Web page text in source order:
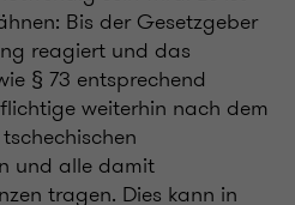
Bis der Gesetzgeber
reagiert und das
§ 73 entsprechend
weiterhin nach dem
und alle damit
tragen. Dies kann in